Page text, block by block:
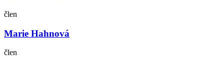
člen
Marie Hahnová
člen